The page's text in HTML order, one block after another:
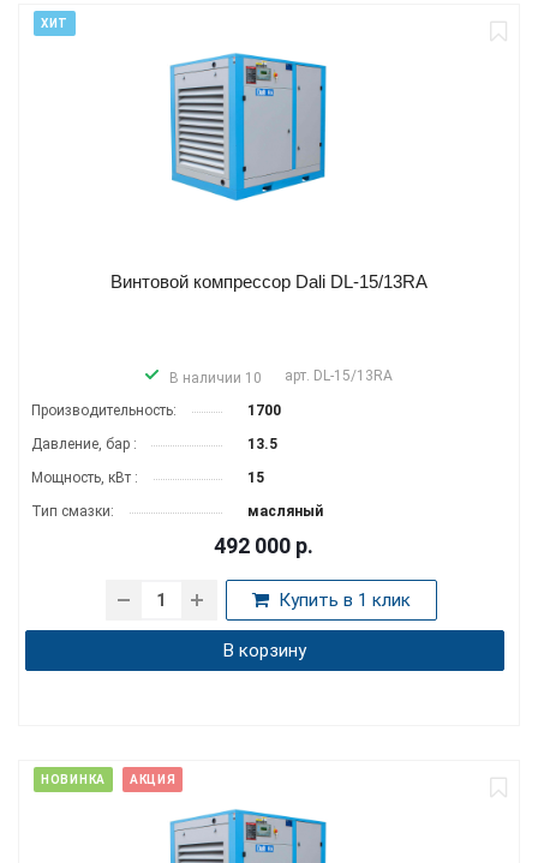
ХИТ
Винтовой компрессор Dali DL-15/13RA
В наличии 10 арт. DL-15/13RA
Производитель­ность:
1700
Давление, бар :
13.5
Мощность, кВт :
15
Тип смазки:
масляный
492 000 р.
Купить в 1 клик
В корзину
НОВИНКА АКЦИЯ